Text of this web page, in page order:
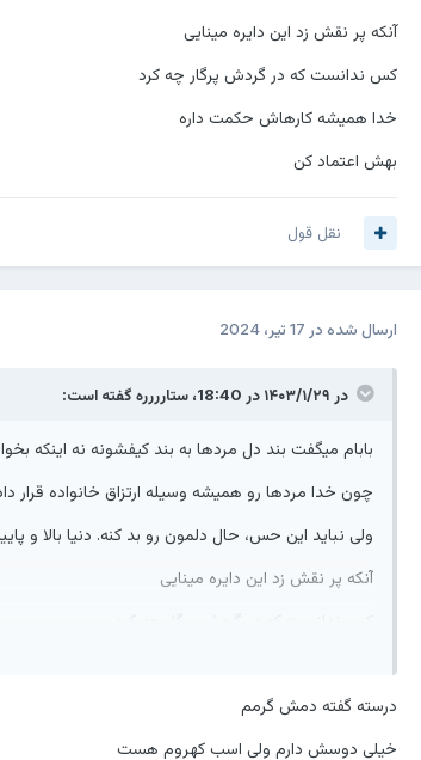
آنکه پر نقش زد این دایره مینایی
کس ندانست که در گردش پرگار چه کرد
خدا همیشه کارهاش حکمت داره
بهش اعتماد کن
نقل قول
ارسال شده در 17 تیر، 2024
در ۱۴۰۳/۱/۲۹ در 18:40، ستارررره گفته است:
بابام میگفت بند دل مردها به بند کیفشونه نه اینکه
چون خدا مردها رو همیشه وسیله ارتزاق خانواده
ولی نباید این حس، حال دلمون رو بد کنه. دنیا بالا و
آنکه پر نقش زد این دایره مینایی
بهش اعتماد کن
درسته گفته دمش گرمم
خیلی دوسش دارم ولی اسب کهروم هست